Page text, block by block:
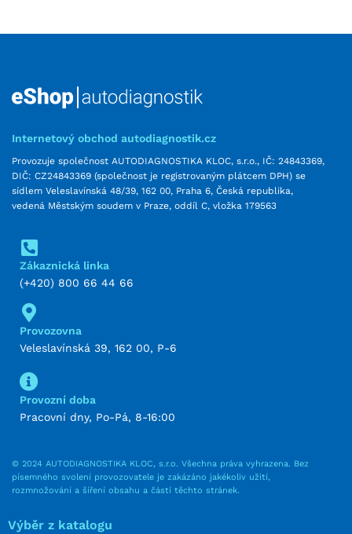
Internetový obchod autodiagnostik.cz
Provozuje společnost AUTODIAGNOSTIKA KLOC, s.r.o., IČ: 24843369,
DIČ: CZ24843369 (společnost je registrovaným plátcem DPH) se
sídlem Veleslavínská 48/39, 162 00, Praha 6, Česká republika,
vedená Městským soudem v Praze, oddíl C, vložka 179563
Zákaznická linka
(+420) 800 66 44 66
Provozovna
Veleslavínská 39, 162 00, P-6
Provozní doba
Pracovní dny, Po-Pá, 8-16:00
© 2024 AUTODIAGNOSTIKA KLOC, s.r.o. Všechna práva vyhrazena. Bez
písemného svolení provozovatele je zakázáno jakékoliv užití,
rozmnožování a šíření obsahu a částí těchto stránek.
Výběr z katalogu